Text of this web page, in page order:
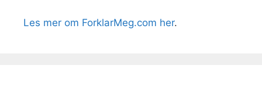
Les mer om ForklarMeg.com her.